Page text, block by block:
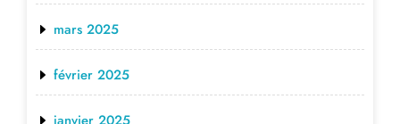
mars 2025
février 2025